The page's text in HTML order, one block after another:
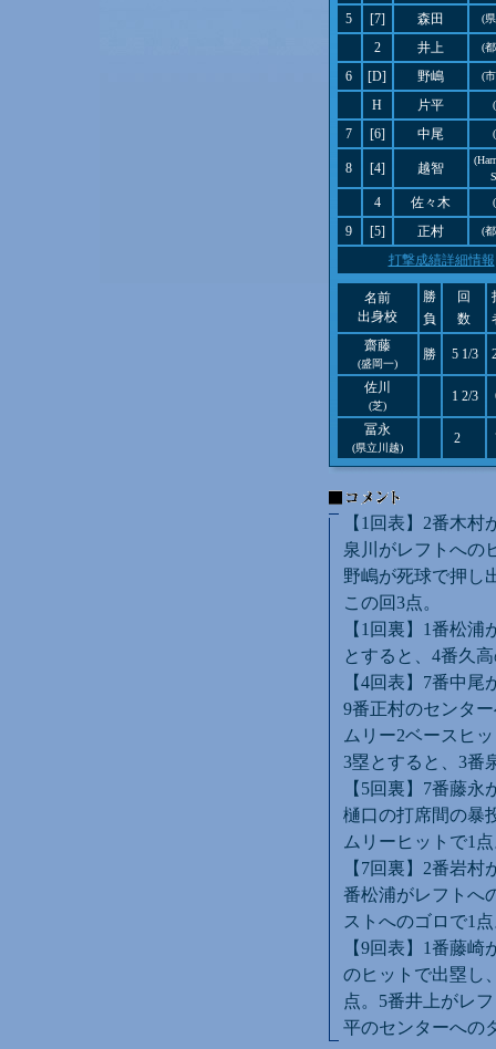
5 [7] 森田 (
2 井上 (
6 [D] 野嶋 (
H 片平
7 [6] 中尾
8 [4] 越智
4 佐々木
9 [5] 正村 (
打撃成績詳細情報
名前
出身校
勝
負
回
数
齋藤
(盛岡一)
勝 5 1/3
佐川
(芝)
1 2/3
冨永
(県立川越)
2
【1回表】2番木
泉川がレフトへの
野嶋が死球で押し
この回3点。
【1回裏】1番松
とすると、4番久
【4回表】7番中
9番正村のセンタ
ムリー2ベースヒ
3塁とすると、3番
【5回裏】7番藤
樋口の打席間の暴
ムリーヒットで1
【7回裏】2番岩
番松浦がレフトへ
ストへのゴロで1
【9回表】1番藤
のヒットで出塁し
点。5番井上がレ
平のセンターへの